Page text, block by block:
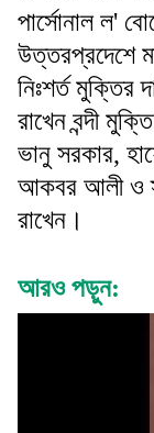
পার্সোনাল ল'
উত্তরপ্রদেশে
নিঃশর্ত মুক্তির
রাখেন বন্দী
ভানু সরকার,
আকবর আলী ও
রাখেন।
আরও পড়ুন: